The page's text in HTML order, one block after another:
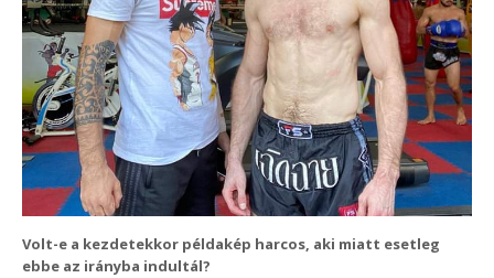
Volt-e a kezdetekkor példakép harcos, aki miatt esetleg
ebbe az irányba indultál?